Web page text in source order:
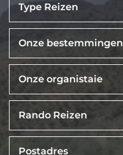
Type Reizen
Onze bestemmingen
Onze organistaie
Rando Reizen
Postadres